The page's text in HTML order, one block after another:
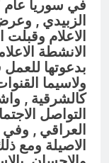
الزبيدي ,
الاعلام
الانشطة
بدعوتها للعمل
ولاسيما
كالشرقية ,
التواصل
العراقي , وفي
الاصيلة ومع